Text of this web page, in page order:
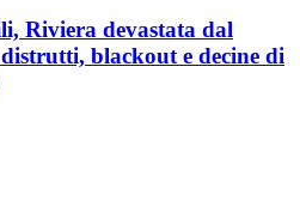
Riviera devastata dal
blackout e decine di